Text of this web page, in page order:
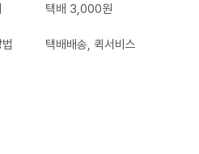
택배 3,000원
택배배송, 퀵서비스